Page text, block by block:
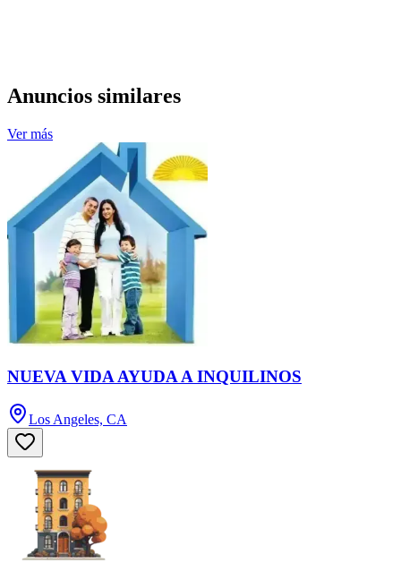
Anuncios similares
Ver más
NUEVA VIDA AYUDA A INQUILINOS
Los Angeles, CA